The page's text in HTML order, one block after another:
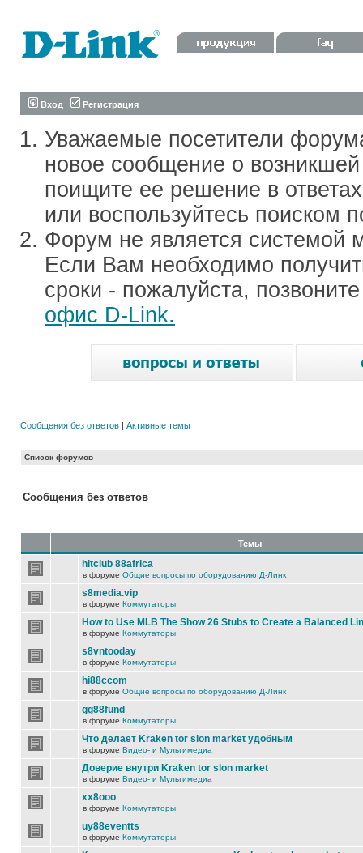
Вход Регистрация
Уважаемые посетители
новое сообщение о
поищите ее решение в
или воспользуйтесь поиском
Форум не является системой
Если Вам необходимо
сроки - пожалуйста,
офис D-Link.
Сообщения без ответов | Активные темы
Список форумов
Сообщения без ответов
Темы
hitclub 88africa
в форуме Общие вопросы по оборудованию Д-Линк
s8media.vip
в форуме Коммутаторы
How to Use MLB The Show 26 Stubs to Create a Balanced
в форуме Коммутаторы
s8vntooday
в форуме Коммутаторы
hi88ccom
в форуме Общие вопросы по оборудованию Д-Линк
gg88fund
в форуме Коммутаторы
Что делает Kraken tor slon market удобным
в форуме Видео- и Мультимедиа
Доверие внутри Kraken tor slon market
в форуме Видео- и Мультимедиа
xx8ooo
в форуме Коммутаторы
uy88eventts
в форуме Коммутаторы